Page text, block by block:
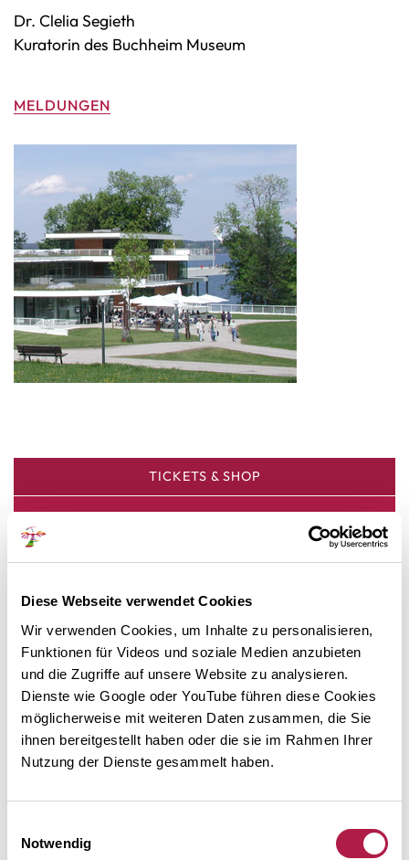
Diese Webseite verwendet Cookies
Wir verwenden Cookies, um Inhalte zu personalisieren,
Funktionen für Videos und soziale Medien anzubieten
und die Zugriffe auf unsere Website zu analysieren.
Dienste wie Google oder YouTube führen diese Cookies
möglicherweise mit weiteren Daten zusammen, die Sie
ihnen bereitgestellt haben oder die sie im Rahmen Ihrer
Nutzung der Dienste gesammelt haben.
Notwendig
Dr. Clelia Segieth
Kuratorin des Buchheim Museum
MELDUNGEN
TICKETS & SHOP
NEWSLETTER ABO